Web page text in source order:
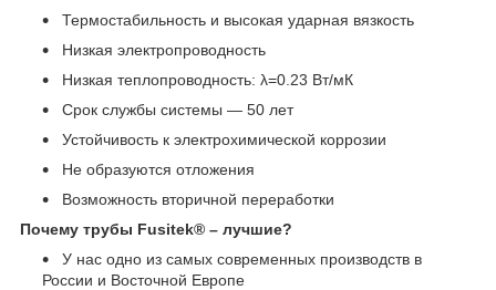
Термостабильность и высокая ударная вязкость
Низкая электропроводность
Низкая теплопроводность: λ=0.23 Вт/мК
Срок службы системы ― 50 лет
Устойчивость к электрохимической коррозии
Не образуются отложения
Возможность вторичной переработки
Почему трубы Fusitek® – лучшие?
У нас одно из самых современных производств в
России и Восточной Европе